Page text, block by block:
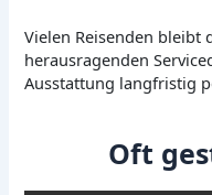
Vielen Reisenden bleibt
herausragenden
Ausstattung langfristig
Oft